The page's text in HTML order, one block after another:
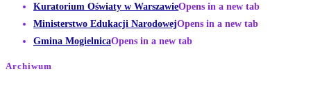
Kuratorium Oświaty w WarszawieOpens in a new tab
Ministerstwo Edukacji NarodowejOpens in a new tab
Gmina MogielnicaOpens in a new tab
Archiwum